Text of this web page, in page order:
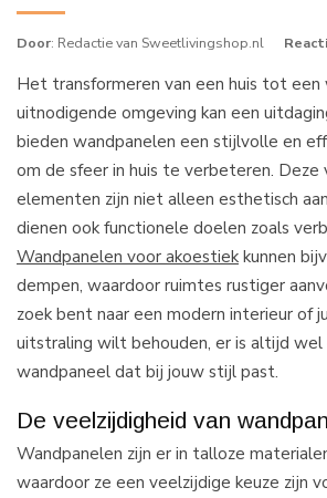
Door: Redactie van Sweetlivingshop.nl
Het transformeren van een huis tot een
uitnodigende omgeving kan een
bieden wandpanelen een stijlvolle en
om de sfeer in huis te verbeteren. Deze
elementen zijn niet alleen esthetisch
dienen ook functionele doelen zoals
Wandpanelen voor akoestiekkunnen
dempen, waardoor ruimtes rustiger
zoek bent naar een modern interieur of
uitstraling wilt behouden, er is altijd
wandpaneel dat bij jouw stijl past.
De veelzijdigheid van
Wandpanelen zijn er in talloze
waardoor ze een veelzijdige keuze zijn